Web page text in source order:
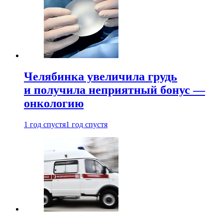
Челябинка увеличила грудь
и получила неприятный бонус —
онкологию
1 год спустя1 год спустя